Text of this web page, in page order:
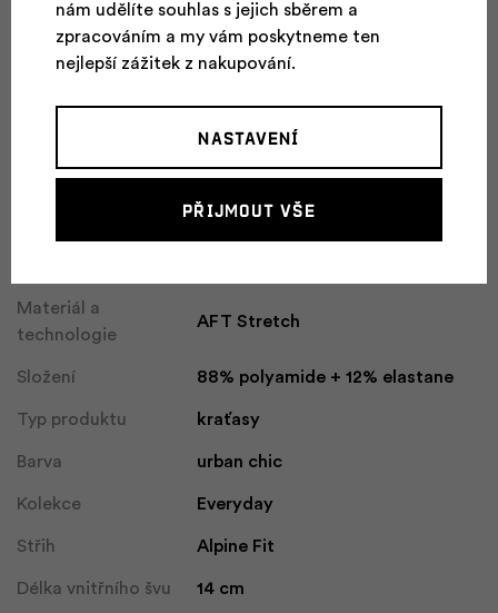
Parametry
Pohlaví Dámské
aktivity
cestování
Materiál a
technologie
AFT Stretch
Složení 88% polyamide + 12% elastane
Typ produktu kraťasy
Barva urban chic
Kolekce Everyday
Střih Alpine Fit
Délka vnitřního švu 14 cm
nám udělíte souhlas s jejich sběrem a
zpracováním a my vám poskytneme ten
nejlepší zážitek z nakupování.
Nastavení
Přijmout vše